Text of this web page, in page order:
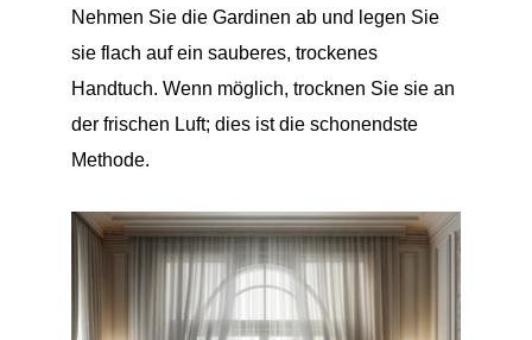
Nehmen Sie die Gardinen ab und legen Sie
sie flach auf ein sauberes, trockenes
Handtuch. Wenn möglich, trocknen Sie sie an
der frischen Luft; dies ist die schonendste
Methode.